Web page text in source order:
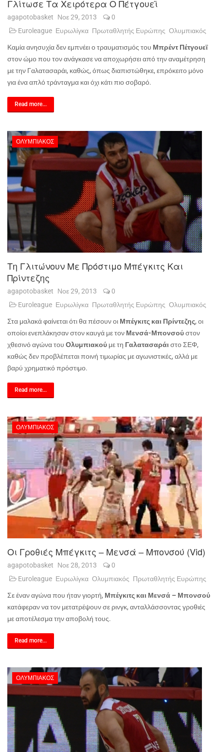
Γλίτωσε Τα Χειρότερα Ο Πέτγουεϊ
agapotobasket Νοε 29, 2013
0
Euroleague Ευρωλίγκα Πρωταθλητής Ευρώπης Ολυμπιακός
Καμία ανησυχία δεν εμπνέει ο τραυματισμός του Μπρέντ Πέτγουεϊ
στον ώμο που τον ανάγκασε να αποχωρήσει από την αναμέτρηση
με την Γαλατασαράι, καθώς, όπως διαπιστώθηκε, επρόκειτο μόνο
για ένα απλό τράνταγμα και όχι κάτι πιο σοβαρό.
Read more...
ΟΛΥΜΠΙΑΚΌΣ
Τη Γλιτώνουν Με Πρόστιμο Μπέγκιτς Και
Πρίντεζης
agapotobasket Νοε 29, 2013
0
Euroleague Ευρωλίγκα Πρωταθλητής Ευρώπης Ολυμπιακός
Στα μαλακά φαίνεται ότι θα πέσουν οι Μπέγκιτς και Πρίντεζης, οι
οποίοι ενεπλάκησαν στον καυγά με τον Μενσά-Μπονσούστον
χθεσινό αγώνα του Ολυμπιακού με τη Γαλατασαράι στο ΣΕΦ,
καθώς δεν προβλέπεται ποινή τιμωρίας με αγωνιστικές, αλλά με
βαρύ χρηματικό πρόστιμο.
Read more...
ΟΛΥΜΠΙΑΚΌΣ
Οι Γροθιές Μπέγκιτς – Μενσά – Μπονσού (vid)
agapotobasket Νοε 28, 2013
0
Euroleague Ευρωλίγκα Ολυμπιακός Πρωταθλητής Ευρώπης
Σε έναν αγώνα που ήταν γιορτή, Μπέγκιτς και Μενσά – Μπονσού
κατάφεραν να τον μετατρέψουν σε ρινγκ, ανταλλάσσοντας γροθιές
με αποτέλεσμα την αποβολή τους.
Read more...
ΟΛΥΜΠΙΑΚΌΣ